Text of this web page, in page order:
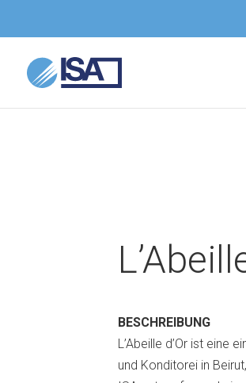
BESCHREIBUNG
L’Abeille d’Or ist eine
und Konditorei in